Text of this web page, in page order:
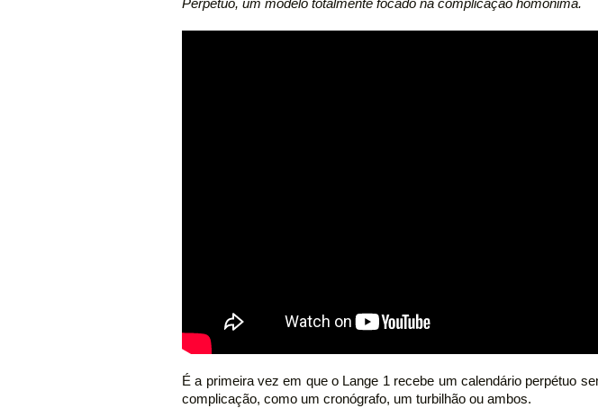
Perpétuo, um modelo totalmente focado na complicação homônima.
É a primeira vez em que o Lange 1 recebe um calendário perpétuo
complicação, como um cronógrafo, um turbilhão ou ambos.